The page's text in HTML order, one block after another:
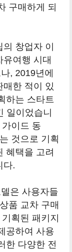
구매하게 되
창업자 이
여행 시대
, 2019년에
매한 적이 있
하는 스타트
일이었습니
이드 동
것으로 기획
혜택을 고려
다.
은 사용자들
품 교차 구매
획된 패키지
공하여 사용
한 다양한 전